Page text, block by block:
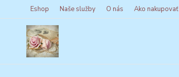
Eshop Naše služby O nás Ako nakupovať